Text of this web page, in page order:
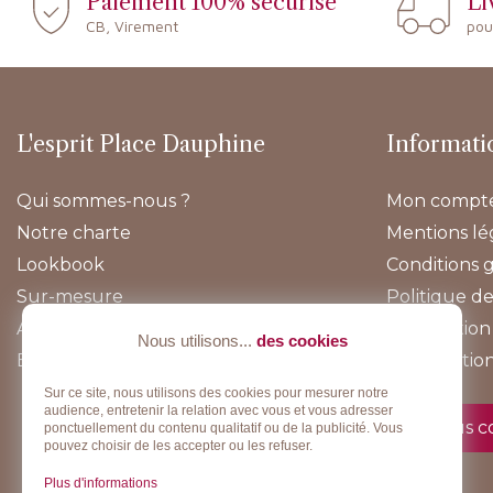
CB, Virement
L'esprit Place Dauphine
Qui sommes-nous ?
Notre charte
Lookbook
Sur-mesure
Actualités
E-boutique
Mon
Mentions
Conditions
Politique
Nous
Nous utilisons... des cookies
Sur ce site, nous utilisons des cookies pour mesurer notre
audience, entretenir la relation avec vous et vous adresser
ponctuellement du contenu qualitatif ou de la publicité. Vous
pouvez choisir de les accepter ou les refuser.
Plus d'informations